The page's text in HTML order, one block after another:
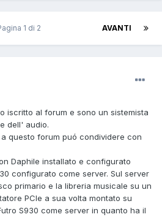
AVANTI
1 di 2
iscritto al forum e sono un sistemista
dell' audio.
questo forum puó condividere con
Daphile installato e configurato
configurato come server. Sul server
primario e la libreria musicale su un
PCIe a sua volta montato su
S930 come server in quanto ha il